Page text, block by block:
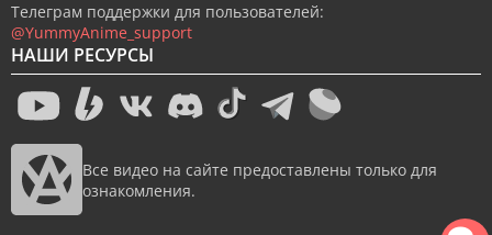
НАШИ РЕСУРСЫ
Все видео на сайте предоставлены только для
ознакомления.
Телеграм поддержки для пользователей:
@YummyAnime_support